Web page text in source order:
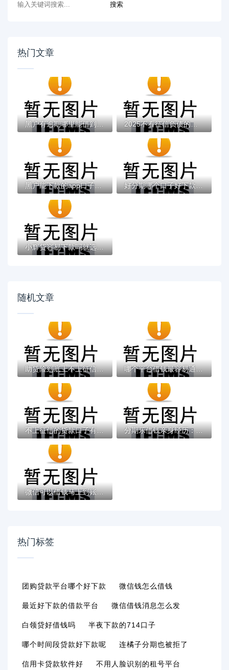
热门文章
黑户有逾期哪里能借到钱啊急用！看这5个黑户... 2025不看征信负债的网贷百分百下款，最新5个...
黑户能下款的app口子有哪些？今天带来10款黑... 好分期哪个口子好下款？老哥实测避坑贷款平...
小辉贷容易下款吗就选这7个4千元黑户无条件...
随机文章
助贷险到底上不上征信？这些隐藏风险要注意 哪个平台借钱最容易通过？十大5000到账3500...
不上征信的贷款口子有哪些？实测5个秒下款靠... 分期乐借钱亲身经历：真实测评与避坑指南分...
微信可以借钱马上到账的有哪些？这些渠道亲...
热门标签
团购贷款平台哪个好下款 微信钱怎么借钱
最近好下款的借款平台 微信借钱消息怎么发
白领贷好借钱吗 半夜下款的714口子
哪个时间段贷款好下款呢 连橘子分期也被拒了
信用卡贷款软件好 不用人脸识别的租号平台